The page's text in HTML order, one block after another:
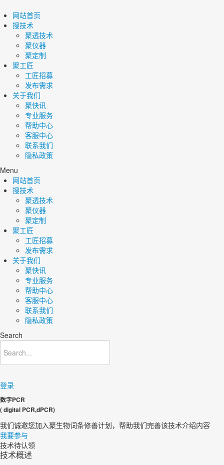
网站首页
搜技术
聚透技术
聚仪器
聚定制
聚工匠
工匠招募
发布需求
关于我们
聚快讯
专业服务
帮助中心
客服中心
联系我们
隐私政策
Menu
网站首页
搜技术
聚透技术
聚仪器
聚定制
聚工匠
工匠招募
发布需求
关于我们
聚快讯
专业服务
帮助中心
客服中心
联系我们
隐私政策
Search
登录
数字PCR
( digital PCR,dPCR)
我们诚邀您加入聚生物词条修善计划，帮助我们完善该技术介绍内容​
我要参与
技术待认领
技术概述